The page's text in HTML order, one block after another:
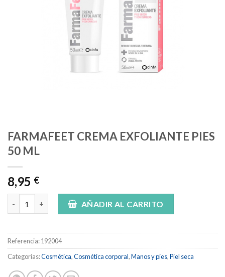
FARMAFEET CREMA EXFOLIANTE PIES
50 ML
8,95 €
FARMAFEET CREMA EXFOLIANTE PIES 50 ML cantidad
AÑADIR AL CARRITO
Referencia:192004
Categorías:Cosmética,Cosmética corporal,Manos y pies,Piel seca